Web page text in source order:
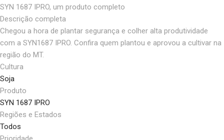
SYN 1687 IPRO, um produto completo
Descrição completa
Chegou a hora de plantar segurança e colher alta produtividade
com a SYN1687 IPRO. Confira quem plantou e aprovou a cultivar na
região do MT.
Cultura
Soja
Produto
SYN 1687 IPRO
Regiões e Estados
Todos